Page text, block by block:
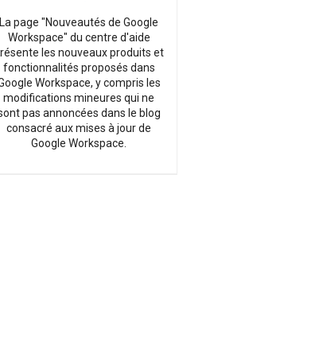
La page "Nouveautés de Google
Workspace" du centre d'aide
les nouveaux produits et
fonctionnalités proposés dans
Workspace, y compris les
modifications mineures qui ne
pas annoncées dans le blog
consacré aux mises à jour de
Google Workspace.